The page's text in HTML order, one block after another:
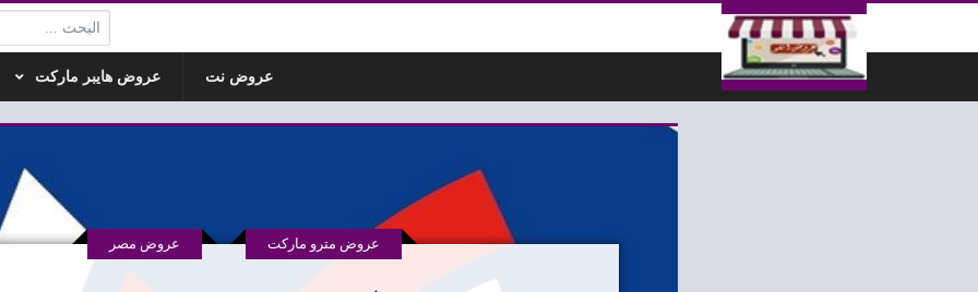
التخطي إلى المحتوى
البحث:
عروض نت عروض هايبر ماركت
عروض مترو ماركت عروض مصر